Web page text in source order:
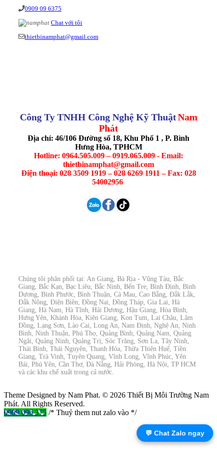
0909 09 6375
Chat với tôi
thietbinamphat@gmail.com
Công Ty TNHH Công Nghệ Kỹ ThuậtNam
Phát
Địa chỉ: 46/106 Đường số 18, Khu Phố 1 , P. Bình
Hưng Hòa, TPHCM
Hotline: 0964.505.009 – 0919.065.009 - Email:
thietbinamphat@gmail.com
Điện thoại: 028 3509 1919 – 028 6269 1911 – Fax: 028
54002956
Chúng tôi phân phối tại: An Giang, Bà Rịa - Vũng Tàu, Bắc
Giang, Bắc Kạn, Bạc Liêu, Bắc Ninh, Bến Tre, Bình Định, Bình
Dương, Bình Phước, Bình Thuận, Cà Mau, Cao Bằng, Đắk Lắk,
Đắk Nông, Điện Biên, Đồng Nai, Đồng Tháp, Gia Lai, Hà
Giang, Hà Nam, Hà Tĩnh, Hải Dương, Hậu Giang, Hòa Bình,
Hưng Yên, Khánh Hòa, Kiên Giang, Kon Tum, Lai Châu, Lâm
Đồng, Lạng Sơn, Lào Cai, Long An, Nam Định, Nghệ An, Ninh
Bình, Ninh Thuận, Phú Thọ, Quảng Bình, Quảng Nam, Quảng
Ngãi, Quảng Ninh, Quảng Trị, Sóc Trăng, Sơn La, Tây Ninh,
Thái Bình, Thái Nguyên, Thanh Hóa, Thừa Thiên Huế, Tiền
Giang, Trà Vinh, Tuyên Quang, Vĩnh Long, Vĩnh Phúc, Yên
Bái, Phú Yên, Cần Thơ, Đà Nẵng, Hải Phòng, Hà Nội, TP HCM
và các khu chế xuất trong cả nước.
Theme Designed by Nam Phat. © 2026 Thiết Bị Môi Trường Nam
Phát. All Rights Reserved.
0909 096 375 /* Thuỷ them nut zalo vào */
💬 Chat Zalo ngay